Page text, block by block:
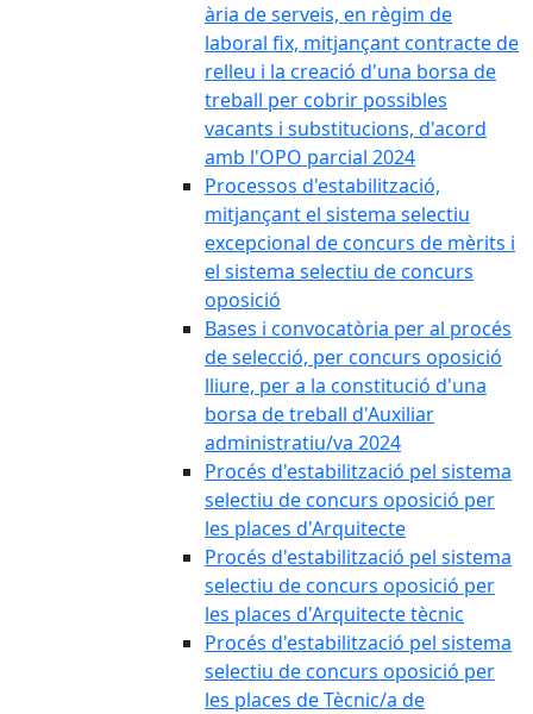
ària de serveis, en règim de
laboral fix, mitjançant contracte de
relleu i la creació d'una borsa de
treball per cobrir possibles
vacants i substitucions, d'acord
amb l'OPO parcial 2024
Processos d'estabilització,
mitjançant el sistema selectiu
excepcional de concurs de mèrits i
el sistema selectiu de concurs
oposició
Bases i convocatòria per al procés
de selecció, per concurs oposició
lliure, per a la constitució d'una
borsa de treball d'Auxiliar
administratiu/va 2024
Procés d'estabilització pel sistema
selectiu de concurs oposició per
les places d'Arquitecte
Procés d'estabilització pel sistema
selectiu de concurs oposició per
les places d'Arquitecte tècnic
Procés d'estabilització pel sistema
selectiu de concurs oposició per
les places de Tècnic/a de